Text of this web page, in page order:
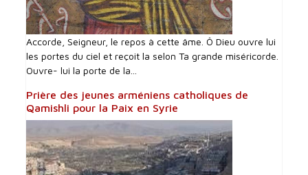
Accorde, Seigneur, le repos à cette âme. Ô Dieu ouvre lui
les portes du ciel et reçoit la selon Ta grande miséricorde.
Ouvre- lui la porte de la...
Prière des jeunes arméniens catholiques de
Qamishli pour la Paix en Syrie